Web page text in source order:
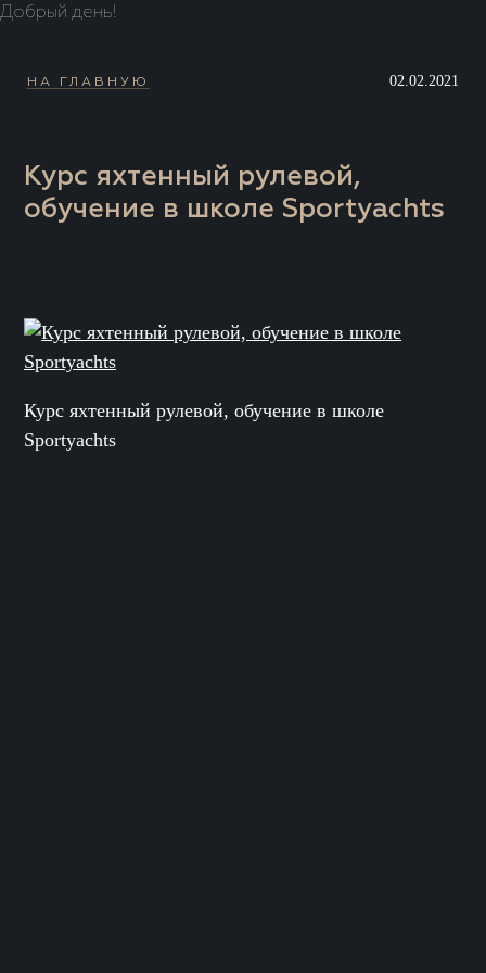
Добрый день!
НА ГЛАВНУЮ 02.02.2021
Курс яхтенный рулевой,
обучение в школе Sportyachts
Курс яхтенный рулевой, обучение в школе
Sportyachts